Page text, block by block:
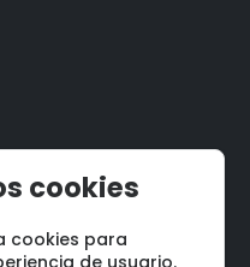
cookies
cookies para